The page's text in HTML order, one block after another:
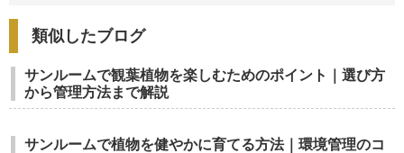
類似したブログ
サンルームで観葉植物を楽しむためのポイント｜選び方
から管理方法まで解説
サンルームで植物を健やかに育てる方法｜環境管理のコ